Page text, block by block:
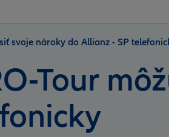
svoje nároky do Allianz - SP
Tour